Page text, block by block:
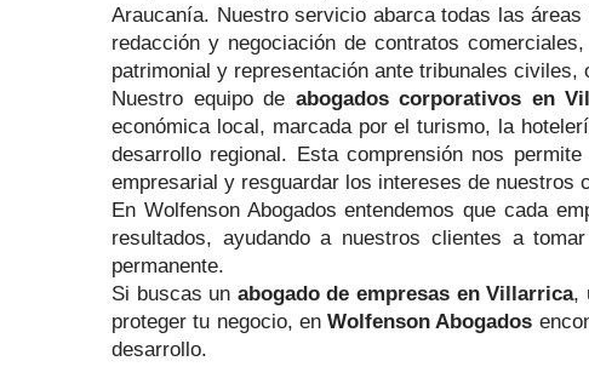
Araucanía. Nuestro servicio abarca todas las
redacción y negociación de contratos
patrimonial y representación ante tribunales
Nuestro equipo de abogados corporativos en
económica local, marcada por el turismo, la
desarrollo regional. Esta comprensión nos
empresarial y resguardar los intereses de nuestros
En Wolfenson Abogados entendemos que cada
resultados, ayudando a nuestros clientes a
permanente.
Si buscas un abogado de empresas en Villarrica,
proteger tu negocio, enWolfenson Abogados
desarrollo.